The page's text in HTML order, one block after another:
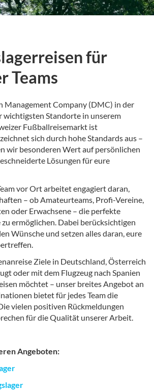
für
Teams
Management Company (DMC) in der
wichtigsten Standorte in unserem
Fußballreisemarkt ist
sich durch hohe Standards aus –
wir besonderen Wert auf persönlichen
Lösungen für eure
vor Ort arbeitet engagiert daran,
– ob Amateurteams, Profi-Vereine,
oder Erwachsene – die perfekte
ermöglichen. Dabei berücksichtigen
Wünsche und setzen alles daran, eure
Ziele in Deutschland, Österreich
oder mit dem Flugzeug nach Spanien
möchtet – unser breites Angebot an
bietet für jedes Team die
vielen positiven Rückmeldungen
für die Qualität unserer Arbeit.
Angeboten: